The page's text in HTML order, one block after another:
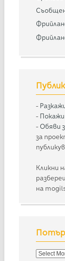
-
-
- Обяви
за
Кликни
на